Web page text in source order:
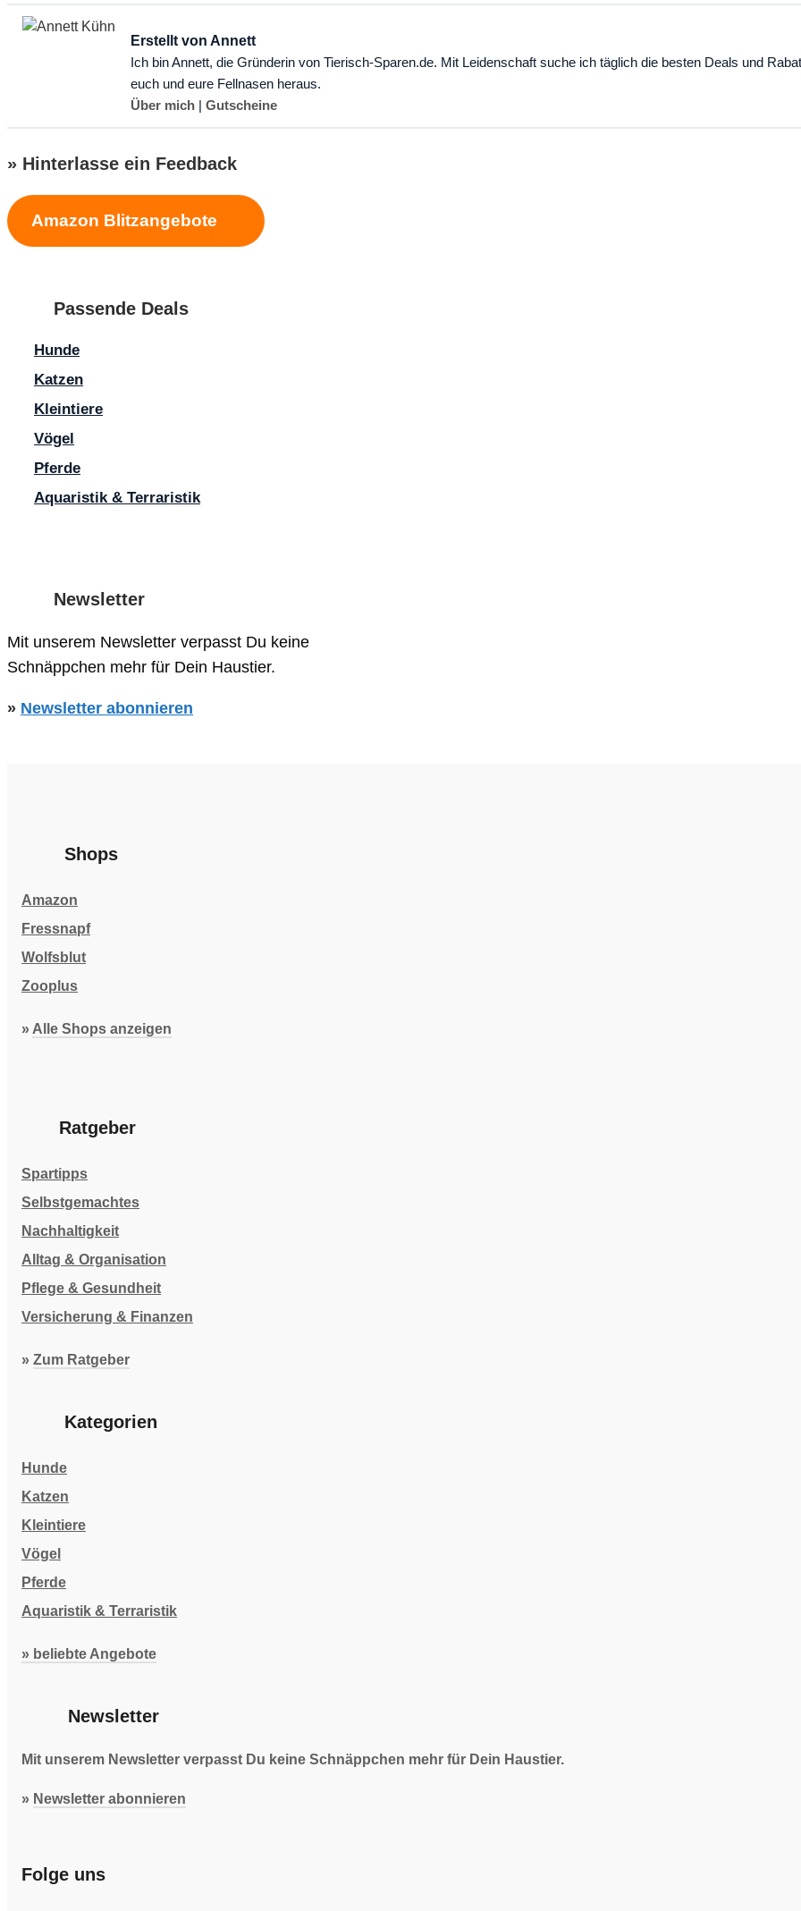
Erstellt von Annett
Ich bin Annett, die Gründerin von Tierisch-Sparen.de. Mit Leidenschaft suche ich täglich die besten Deals und
euch und eure Fellnasen heraus.
Über mich |Gutscheine
» Hinterlasse ein Feedback
Schreibe einen Kommentar
Mail-
Adresse
Website
Name, E-Mail-Adresse und Website in diesem Browser für meinen nächsten Kommentar speichern.
Amazon Blitzangebote
Passende Deals
Hunde
Katzen
Kleintiere
Vögel
Pferde
Aquaristik & Terraristik
Newsletter
Mit unserem Newsletter verpasst Du keine
Schnäppchen mehr für Dein Haustier.
» Newsletter abonnieren
Shops
Amazon
Fressnapf
Wolfsblut
Zooplus
» Alle Shops anzeigen
Ratgeber
Spartipps
Selbstgemachtes
Nachhaltigkeit
Alltag & Organisation
Pflege & Gesundheit
Versicherung & Finanzen
» Zum Ratgeber
Kategorien
Hunde
Katzen
Kleintiere
Vögel
Pferde
Aquaristik & Terraristik
» beliebte Angebote
Newsletter
Mit unserem Newsletter verpasst Du keine Schnäppchen mehr für Dein Haustier.
» Newsletter abonnieren
Folge uns